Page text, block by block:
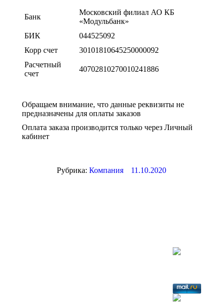
Банк
Московский филиал АО КБ
«Модульбанк»
БИК
044525092
Корр счет
30101810645250000092
Расчетный
счет
40702810270010241886
Обращаем внимание, что данные реквизиты не
предназначены для оплаты заказов
Оплата заказа производится только через Личный
кабинет
Рубрика: Компания 11.10.2020